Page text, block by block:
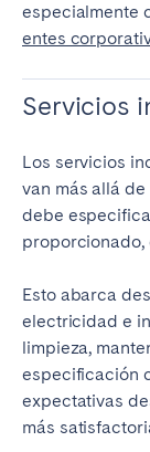
especialmente
entes
Servicios
Los servicios
van más allá
debe
proporcionado,
Esto abarca
electricidad e
limpieza,
especificación
expectativas
más